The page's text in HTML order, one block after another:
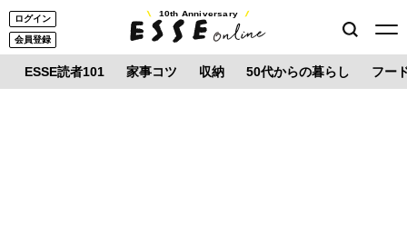
ログイン
会員登録
10th Anniversary
ESSE読者101 家事コツ 収納 50代からの暮らし フー